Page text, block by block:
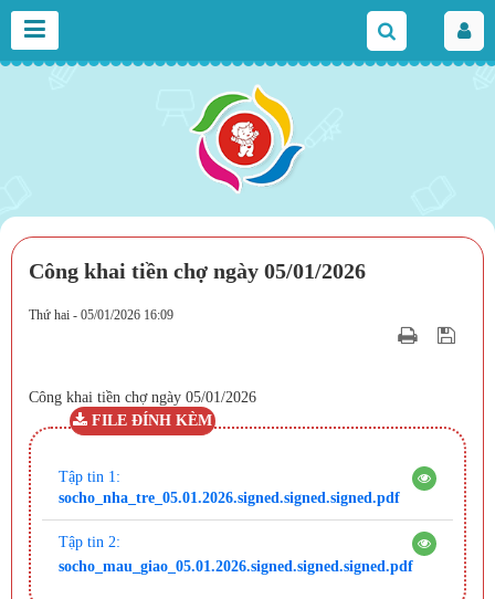
Công khai tiền chợ ngày 05/01/2026
Thứ hai - 05/01/2026 16:09
Công khai tiền chợ ngày 05/01/2026
FILE ĐÍNH KÈM
Tập tin 1:
socho_nha_tre_05.01.2026.signed.signed.signed.pdf
Tập tin 2:
socho_mau_giao_05.01.2026.signed.signed.signed.pdf